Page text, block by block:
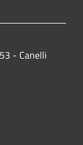
- Canelli